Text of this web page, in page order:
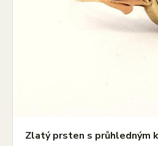
Zlatý prsten s průhledným